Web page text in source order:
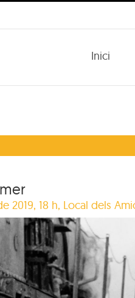
Inici
2019, 18 h, Local dels